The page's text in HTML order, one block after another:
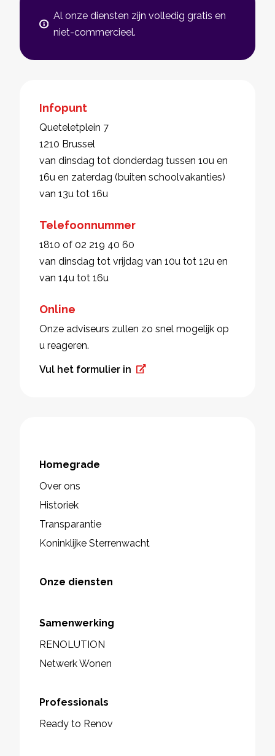
Al onze diensten zijn volledig gratis en
niet-commercieel.
Infopunt
Queteletplein 7
1210 Brussel
van dinsdag tot donderdag tussen 10u en
16u en zaterdag (buiten schoolvakanties)
van 13u tot 16u
Telefoonnummer
1810 of 02 219 40 60
van dinsdag tot vrijdag van 10u tot 12u en
van 14u tot 16u
Online
Onze adviseurs zullen zo snel mogelijk op
u reageren.
Vul het formulier in
Homegrade
Over ons
Historiek
Transparantie
Koninklijke Sterrenwacht
Onze diensten
Samenwerking
RENOLUTION
Netwerk Wonen
Professionals
Ready to Renov